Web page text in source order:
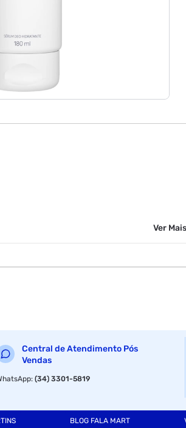
o tom e a textura da pele
Ver Mais
Central de Atendimento Pós
Vendas
:(34) 3301-5819
BLOG FALA MART